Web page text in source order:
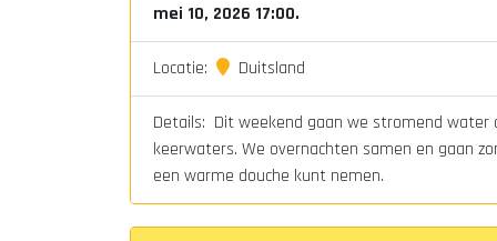
mei 10, 2026 17:00.
Locatie: Duitsland
Details: Dit weekend gaan we stromend water
keerwaters. We overnachten samen en gaan
een warme douche kunt nemen.